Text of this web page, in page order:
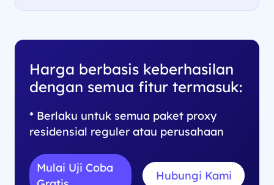
Harga berbasis keberhasilan
dengan semua fitur termasuk:
* Berlaku untuk semua paket proxy
residensial reguler atau perusahaan
Mulai Uji Coba
Hubungi Kami